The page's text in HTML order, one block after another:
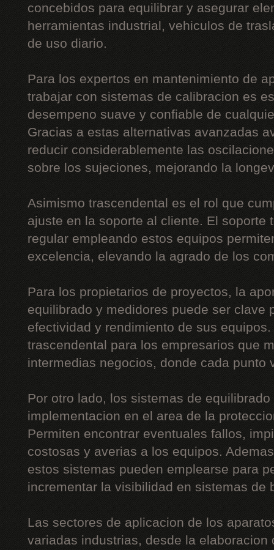
concebidos para equilibrar y asegurar
herramientas industrial, vehiculos de
de uso diario.
Para los expertos en mantenimiento de
trabajar con sistemas de calibracion es
desempeno suave y confiable de
Gracias a estas alternativas avanzadas
reducir considerablemente las
sobre los sujeciones, mejorando la
Asimismo trascendental es el rol que
ajuste en la soporte al cliente. El soporte
regular empleando estos equipos
excelencia, elevando la agrado de los
Para los propietarios de proyectos, la
equilibrado y medidores puede ser clave
efectividad y rendimiento de sus
trascendental para los empresarios que
intermedias negocios, donde cada punto
Por otro lado, los sistemas de
implementacion en el area de la
Permiten encontrar eventuales fallos,
costosas y averias a los equipos.
estos sistemas pueden emplearse para
incrementar la visibilidad en sistemas de
Las sectores de aplicacion de los
variadas industrias, desde la elaboracion